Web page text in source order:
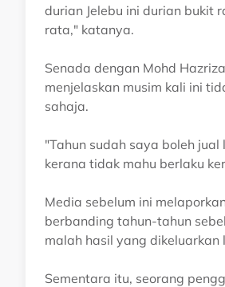
durian Jelebu ini durian bukit
rata," katanya.
Senada dengan Mohd
menjelaskan musim kali ini
sahaja.
"Tahun sudah saya boleh
kerana tidak mahu berlaku
Media sebelum ini
berbanding tahun-tahun
malah hasil yang
Sementara itu, seorang